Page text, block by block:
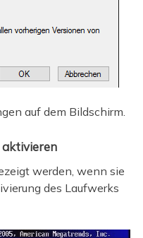
auf dem Bildschirm.
aktivieren
werden, wenn sie
des Laufwerks